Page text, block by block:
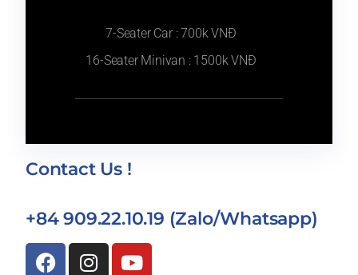
7-Seater Car : 700k VNĐ
16-Seater Minivan : 1500k VNĐ
Contact Us !
+84 909.22.10.19 (Zalo/Whatsapp)